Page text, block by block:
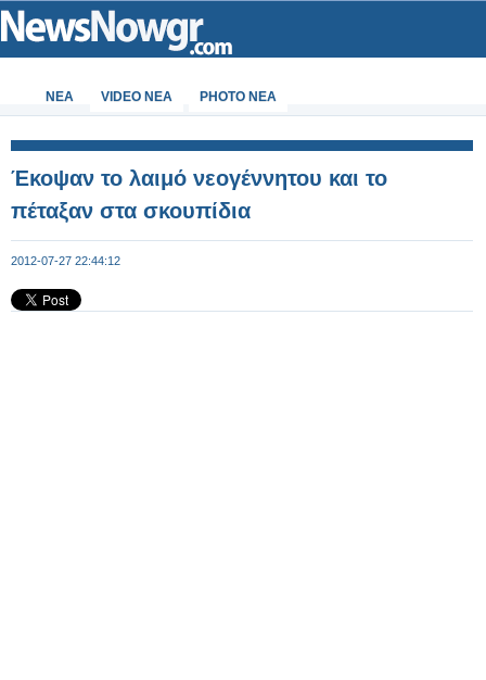
ΝΕΑ VIDEO NEA PHOTO NEA
Έκοψαν το λαιμό νεογέννητου και το
πέταξαν στα σκουπίδια
2012-07-27 22:44:12